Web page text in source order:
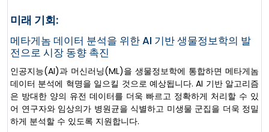
미래 기회:
메타게놈 데이터 분석을 위한 AI 기반 생물정보학의 발
전으로 시장 동향 촉진
인공지능(AI)과 머신러닝(ML)을 생물정보학에 통합하면 메타게놈
데이터 분석에 혁명을 일으킬 것으로 예상됩니다. AI 기반 알고리즘
은 방대한 양의 유전 데이터를 더욱 빠르고 정확하게 처리할 수 있
어 연구자와 임상의가 병원균을 식별하고 미생물 군집을 더욱 정밀
하게 분석할 수 있도록 지원합니다.